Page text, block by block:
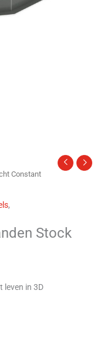
Constant
,
Stock
leven in 3D